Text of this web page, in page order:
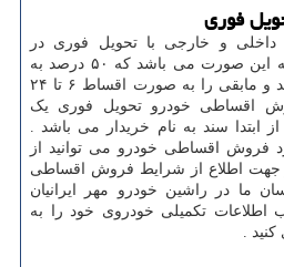
فوری
و خارجی با تحویل فوری در
راشین خودرو مهر ایرانیان به این صورت می باشد که ۵۰ درصد به
عنوان پیش پرداخت می باشد و مابقی را به صورت اقساط ۶ تا ۲۴
اقساطی خودرو تحویل فوری یک
ابتدا سند به نام خریدار می باشد .
فروش اقساطی خودرو می توانید از
و جهت اطلاع از شرایط فروش اقساطی
ما در راشین خودرو مهر ایرانیان
تکمیلی خودروی خود را به
.